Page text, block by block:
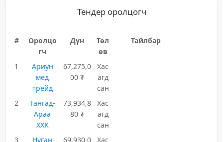
Тендер оролцогч
#
Оролцо
гч
Дүн
Төл
өв
Тайлбар
1
Ариун
мед
трейд
67,275,0
00 ₮
Хас
агд
сан
2
Тангад-
Араа
ХХК
73,934,8
80 ₮
Хас
агд
сан
3
Нуган
69,930,0
Хас